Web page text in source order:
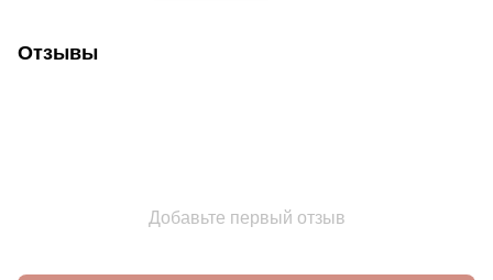
Отзывы
Добавьте первый отзыв